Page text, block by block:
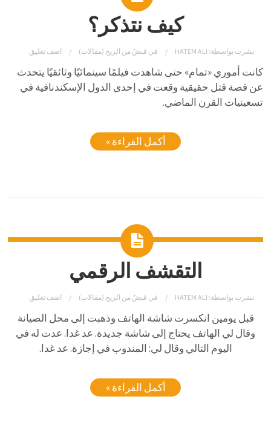
كيف نتذكر؟
نشرت بواسطة: HATEM ALI في قبضٌ من الريح (مقالات) اضف تعليق
كانت أموري «تمام» حتى شاهدت فيلمًا سينمائيًا وثائقيًا يتحدث
عن قصة قتل حقيقية وقعت في إحدى الدول الإسكندنافية في
تسعينيات القرن الماضي.
أكمل القراءة »
التقشف الرقمي
نشرت بواسطة: HATEM ALI في قبضٌ من الريح (مقالات) اضف تعليق
قبل يومين انكسرت شاشة الهاتف وذهبت إلى محل الصيانة
وقال لي الهاتف يحتاج إلى شاشة جديدة. عد غدا. عدت له في
اليوم التالي وقال لي: المندوب في إجازة. عد غدا.
أكمل القراءة »